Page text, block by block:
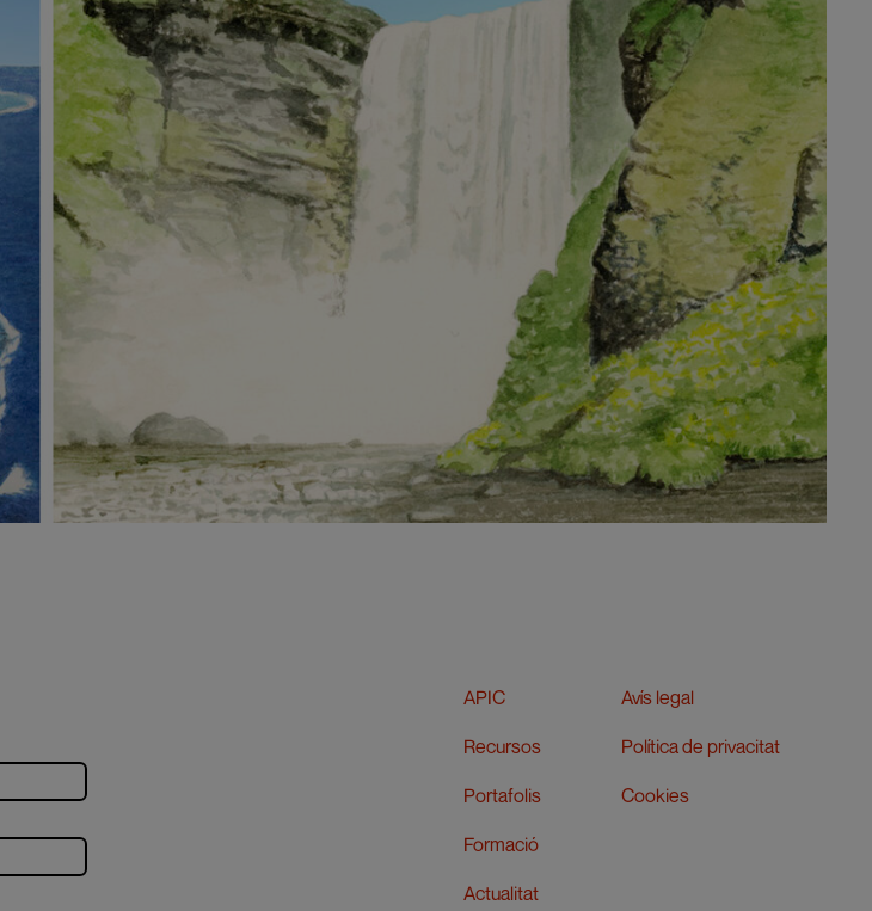
APIC
Recursos
Portafolis
Formació
Actualitat
Avís legal
Política de privacitat
Cookies